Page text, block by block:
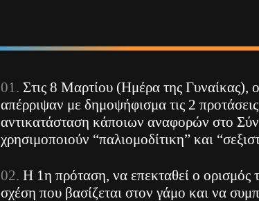
Στις 8 Μαρτίου (Ημέρα της Γυναίκας),
απέρριψαν με δημοψήφισμα τις 2
αντικατάσταση κάποιων αναφορών στο
χρησιμοποιούν “παλιομοδίτικη” και
Η 1η πρόταση, να επεκταθεί ο ορισμός
σχέση που βασίζεται στον γάμο και να